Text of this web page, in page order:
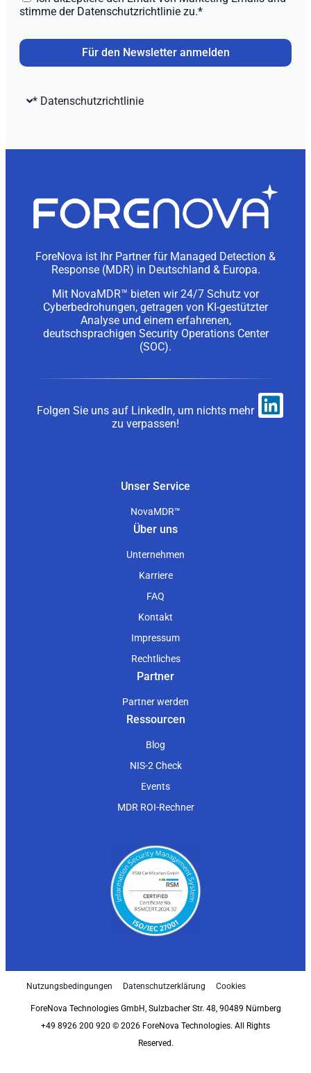
stimme der Datenschutzrichtlinie zu.*
Für den Newsletter anmelden
* Datenschutzrichtlinie
ForeNova ist Ihr Partner für Managed Detection &
Response (MDR) in Deutschland & Europa.
Mit NovaMDR™ bieten wir 24/7 Schutz vor
Cyberbedrohungen, getragen von KI-gestützter
Analyse und einem erfahrenen,
deutschsprachigen Security Operations Center
(SOC).
Folgen Sie uns auf LinkedIn, um nichts mehr
zu verpassen!
Unser Service
NovaMDR™
Über uns
Unternehmen
Karriere
FAQ
Kontakt
Impressum
Rechtliches
Partner
Partner werden
Ressourcen
Blog
NIS-2 Check
Events
MDR ROI-Rechner
Nutzungsbedingungen Datenschutzerklärung Cookies
ForeNova Technologies GmbH, Sulzbacher Str. 48, 90489 Nürnberg
+49 8926 200 920 © 2026 ForeNova Technologies. All Rights
Reserved.